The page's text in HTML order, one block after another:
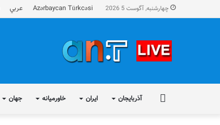
چهارشنبه, آگوست 5 2026 Azərbaycan Türkcəsi عربي
آذربایجان ایران خاورمیانه جهان